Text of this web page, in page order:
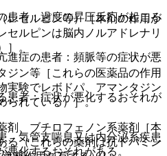
セルピン等）［本剤の作用が
セルピンは脳内ノルアドレナリ
］。
ン等［これらの医薬品の作用
実験でレボドパ、アマンタジン
られている）］。
、ブチロフェノン系薬剤［本
る（これらの薬剤は抗ドパミン
者：過度の昇圧反応が起こる
症の患者：頻脈等の症状が悪
者：症状が悪化するおそれが
気管支喘息又は内分泌系疾患
化するおそれがある。